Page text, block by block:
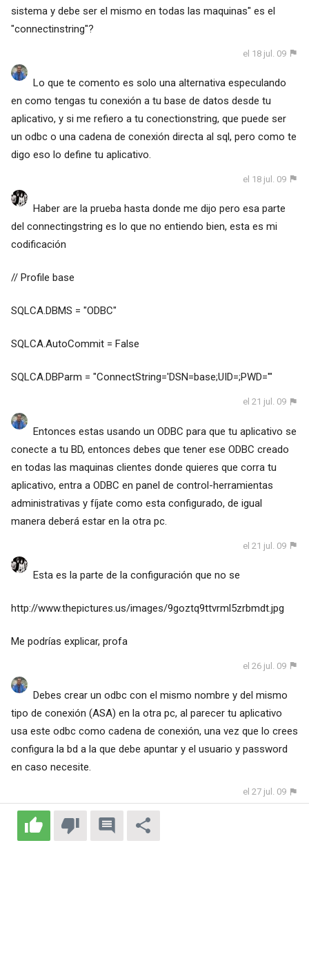
sistema y debe ser el mismo en todas las maquinas" es el
"connectinstring"?
el 18 jul. 09
Lo que te comento es solo una alternativa especulando
en como tengas tu conexión a tu base de datos desde tu
aplicativo, y si me refiero a tu conectionstring, que puede ser
un odbc o una cadena de conexión directa al sql, pero como te
digo eso lo define tu aplicativo.
el 18 jul. 09
Haber are la prueba hasta donde me dijo pero esa parte
del connectingstring es lo que no entiendo bien, esta es mi
codificación
// Profile base
SQLCA.DBMS = "ODBC"
SQLCA.AutoCommit = False
SQLCA.DBParm = "ConnectString='DSN=base;UID=;PWD='"
el 21 jul. 09
Entonces estas usando un ODBC para que tu aplicativo se
conecte a tu BD, entonces debes que tener ese ODBC creado
en todas las maquinas clientes donde quieres que corra tu
aplicativo, entra a ODBC en panel de control-herramientas
administrativas y fíjate como esta configurado, de igual
manera deberá estar en la otra pc.
el 21 jul. 09
Esta es la parte de la configuración que no se
http://www.thepictures.us/images/9goztq9ttvrml5zrbmdt.jpg
Me podrías explicar, profa
el 26 jul. 09
Debes crear un odbc con el mismo nombre y del mismo
tipo de conexión (ASA) en la otra pc, al parecer tu aplicativo
usa este odbc como cadena de conexión, una vez que lo crees
configura la bd a la que debe apuntar y el usuario y password
en caso necesite.
el 27 jul. 09